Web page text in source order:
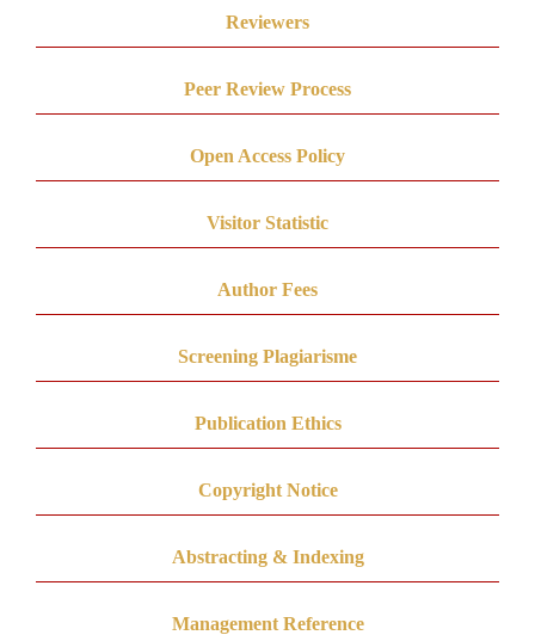
Reviewers
Peer Review Process
Open Access Policy
Visitor Statistic
Author Fees
Screening Plagiarisme
Publication Ethics
Copyright Notice
Abstracting & Indexing
Management Reference